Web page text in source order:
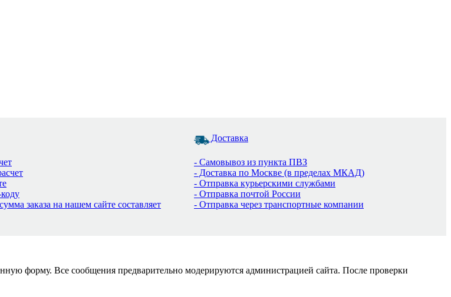
заказа на нашем сайте составляет
Доставка
- Самовывоз из пункта ПВЗ
- Доставка по Москве (в пределах МКАД)
- Отправка курьерскими службами
- Отправка почтой России
- Отправка через транспортные компании
форму. Все сообщения предварительно модерируются администрацией сайта. После проверки